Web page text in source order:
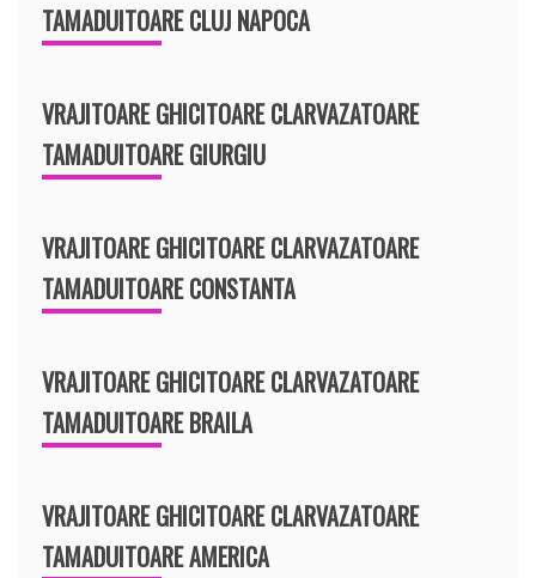
TAMADUITOARE CLUJ NAPOCA
VRAJITOARE GHICITOARE CLARVAZATOARE
TAMADUITOARE GIURGIU
VRAJITOARE GHICITOARE CLARVAZATOARE
TAMADUITOARE CONSTANTA
VRAJITOARE GHICITOARE CLARVAZATOARE
TAMADUITOARE BRAILA
VRAJITOARE GHICITOARE CLARVAZATOARE
TAMADUITOARE AMERICA